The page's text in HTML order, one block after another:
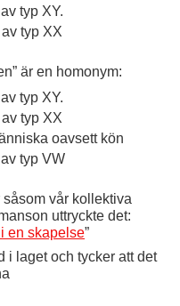
typ XY.
typ XX
är en homonym:
typ XY.
typ XX
oavsett kön
typ VW
vår kollektiva
uttryckte det:
i en skapelse”
i laget och tycker att det